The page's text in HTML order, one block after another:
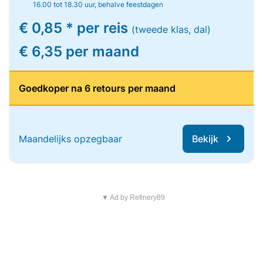
16.00 tot 18.30 uur, behalve feestdagen
€ 0,85 * per reis (tweede klas, dal)
€ 6,35 per maand
Goedkoper na 6 retours per maand
Maandelijks opzegbaar Bekijk
▼ Ad by Refinery89